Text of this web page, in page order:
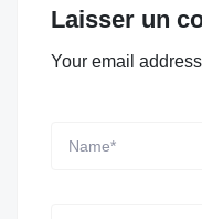
Laisser un
Your email